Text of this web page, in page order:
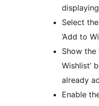
Select
‘Add to
Show the
Wishlist’
already
Enable